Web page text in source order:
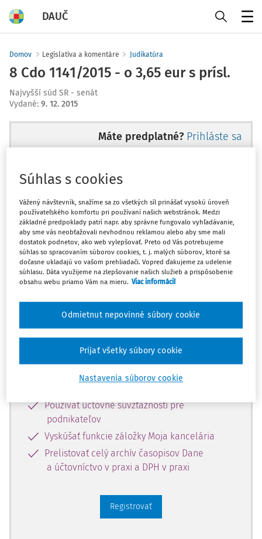
DAUČ
Domov Legislatíva a komentáre Judikatúra
8 Cdo 1141/2015 - o 3,65 eur s prísl.
Najvyšší súd SR - senát
Vydané: 9. 12. 2015
Máte predplatné? Prihláste sa
Zatiaľ ste si prečítali len začiatok...
Celý dokument je len pre
predplatiteľov.
Zaregistrujte sa a získajte
na 10 dní.
Vďaka registrácii si môžete
Prečítať platené články na portáli
Používať účtovné súvzťažnosti pre
podnikateľov
Vyskúšať funkcie záložky Moja kancelária
Prelistovať celý archív časopisov Dane
a účtovníctvo v praxi a DPH v praxi
Registrovať
Súhlas s cookies
Vážený návštevník, snažíme sa zo všetkých síl prinášať vysokú úroveň
používateľského komfortu pri používaní našich webstránok. Medzi
základné predpoklady patrí napr. aby správne fungovalo vyhľadávanie,
aby sme vás neobťažovali nevhodnou reklamou alebo aby sme mali
dostatok podnetov, ako web vylepšovať. Preto od Vás potrebujeme
súhlas so spracovaním súborov cookies, t. j. malých súborov, ktoré sa
dočasne ukladajú vo vašom prehliadači. Vopred ďakujeme za udelenie
súhlasu. Dáta využijeme na zlepšovanie našich služieb a prispôsobenie
obsahu webu priamo Vám na mieru. Viac informácií
Nastavenia súborov cookie
Odmietnut nepovinné súbory cookie
Prijať všetky súbory cookie